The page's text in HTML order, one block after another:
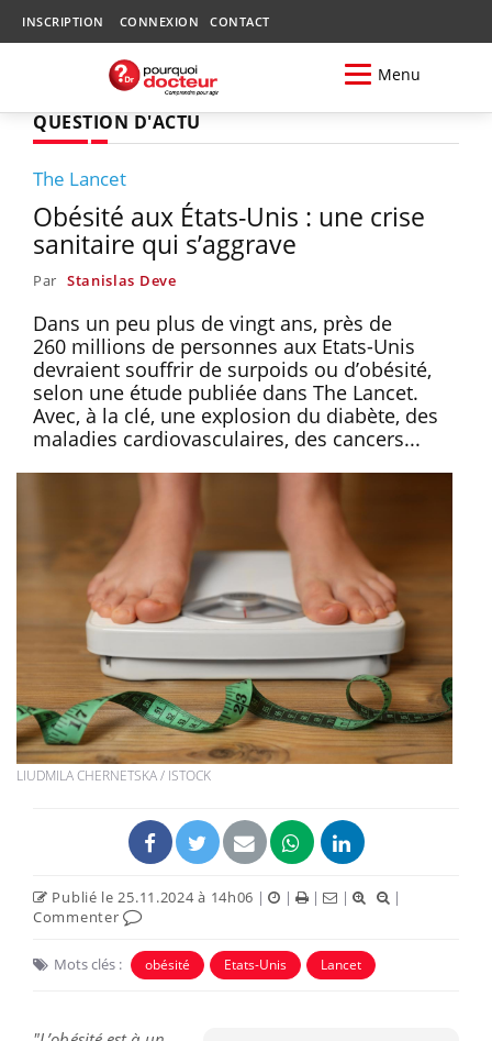
INSCRIPTION CONNEXION CONTACT
Menu
QUESTION D'ACTU
The Lancet
Obésité aux États-Unis : une crise
sanitaire qui s’aggrave
Par Stanislas Deve
Dans un peu plus de vingt ans, près de
260 millions de personnes aux Etats-Unis
devraient souffrir de surpoids ou d’obésité,
selon une étude publiée dans The Lancet.
Avec, à la clé, une explosion du diabète, des
maladies cardiovasculaires, des cancers...
LIUDMILA CHERNETSKA / ISTOCK
Publié le 25.11.2024 à 14h06 | | | |
|
Commenter
Mots clés : obésité Etats-Unis Lancet